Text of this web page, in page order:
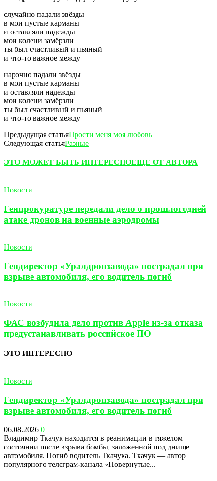
случайно падали звёзды
в мои пустые карманы
и оставляли надежды
мои колени замёрзли
ты был счастливый и пьяный
и что-то важное между
нарочно падали звёзды
в мои пустые карманы
и оставляли надежды
мои колени замёрзли
ты был счастливый и пьяный
и что-то важное между
Предыдущая статьяПрости меня моя любовь
Следующая статьяРазные
ЭТО МОЖЕТ БЫТЬ ИНТЕРЕСНОЕЩЕ ОТ АВТОРА
Новости
Генпрокуратуре передали дело о прошлогодней
атаке дронов на военные аэродромы
Новости
Гендиректор «Уралдронзавода» пострадал при
взрыве автомобиля, его водитель погиб
Новости
ФАС возбудила дело против Apple из-за отказа
предустанавливать российское ПО
ЭТО ИНТЕРЕСНО
Новости
Гендиректор «Уралдронзавода» пострадал при
взрыве автомобиля, его водитель погиб
06.08.2026 0
Владимир Ткачук находится в реанимации в тяжелом
состоянии после взрыва бомбы, заложенной под днище
автомобиля. Погиб водитель Ткачука. Ткачук — автор
популярного телеграм-канала «Повернутые...